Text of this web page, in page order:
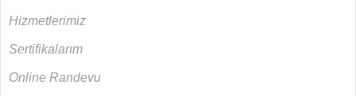
Hizmetlerimiz
Sertifikalarım
Online Randevu